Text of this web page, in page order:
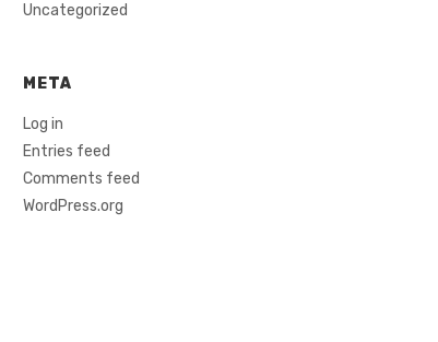
Uncategorized
META
Log in
Entries feed
Comments feed
WordPress.org